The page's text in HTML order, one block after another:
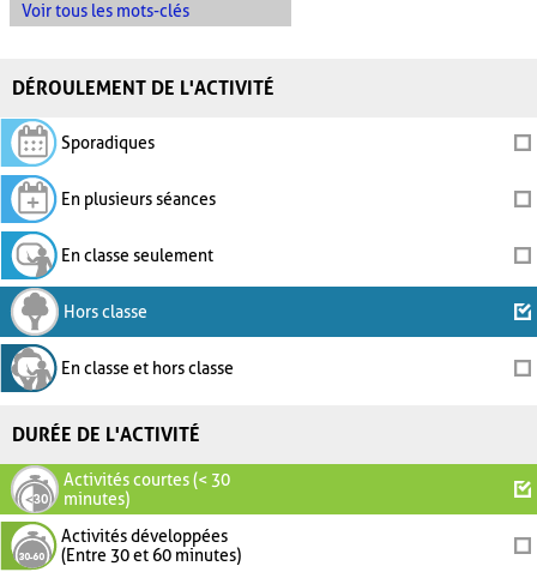
Voir tous les mots-clés
DÉROULEMENT DE L'ACTIVITÉ
Sporadiques
En plusieurs séances
En classe seulement
Hors classe
En classe et hors classe
DURÉE DE L'ACTIVITÉ
Activités courtes (< 30
minutes)
Activités développées
(Entre 30 et 60 minutes)